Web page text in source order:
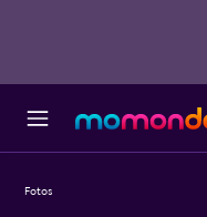
Fotos